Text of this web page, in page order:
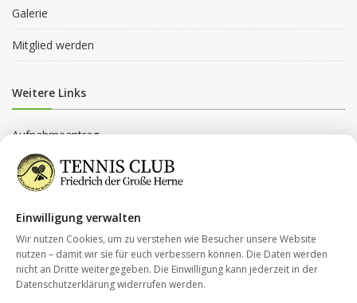
Galerie
Mitglied werden
Weitere Links
Aufnahmeantrag
Beitragsordnung
Kontakt
Einwilligung verwalten
Wir nutzen Cookies, um zu verstehen wie Besucher unsere Website
nutzen – damit wir sie für euch verbessern können. Die Daten werden
nicht an Dritte weitergegeben. Die Einwilligung kann jederzeit in der
Datenschutzerklärung widerrufen werden.